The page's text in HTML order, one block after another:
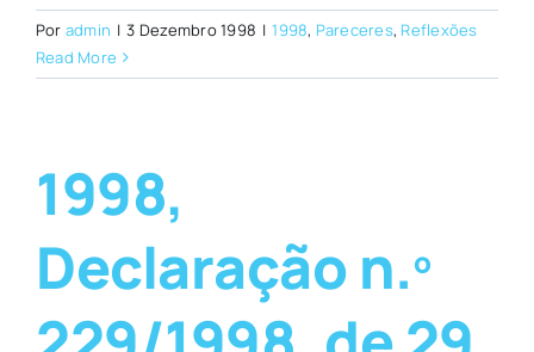
Por admin | 3 Dezembro 1998 | 1998, Pareceres, Reflexões
Read More
1998,
Declaração n.º